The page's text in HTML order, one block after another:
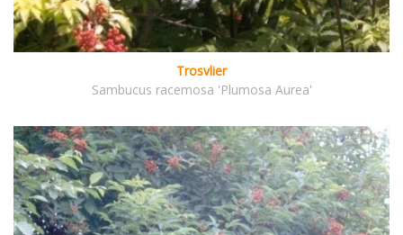
Trosvlier
Sambucus racemosa 'Plumosa Aurea'